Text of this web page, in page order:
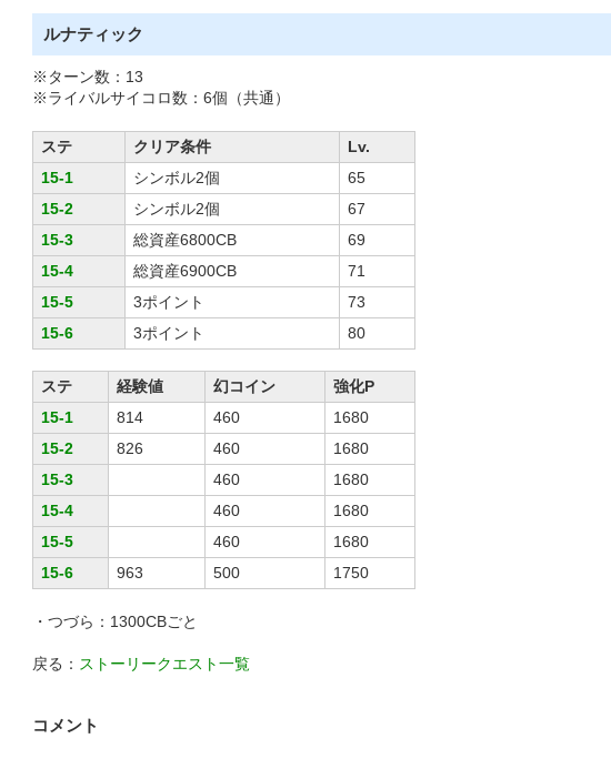
ルナティック
※ターン数：13
※ライバルサイコロ数：6個（共通）
ステ クリア条件
Lv.
15-1
シンボル2個
65
15-2
シンボル2個
67
15-3
総資産6800CB
69
15-4
総資産6900CB
71
15-5
3ポイント
73
15-6
3ポイント 80
ステ 経験値 幻コイン
強化P
15-1
814 460
1680
15-2
826 460
1680
15-3
460
1680
15-4
460
1680
15-5
460
1680
15-6
963 500 1750
・つづら：1300CBごと
戻る： ストーリークエスト一覧
コメント